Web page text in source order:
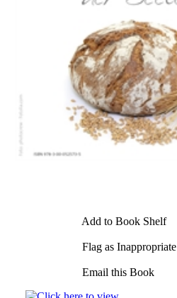
Add to Book Shelf
Flag as Inappropriate
Email this Book